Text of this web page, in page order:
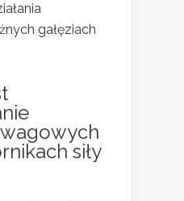
gałęziach
siły